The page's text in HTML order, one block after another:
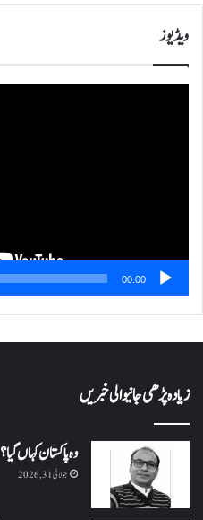
ویڈیوز
00:00
زیادہ پڑھی جانیوالی خبریں
وہ پاکستان کہاں گیا؟
جولائی 31, 2026